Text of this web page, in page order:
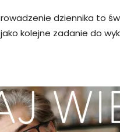
dziennika to
kolejne zadanie do